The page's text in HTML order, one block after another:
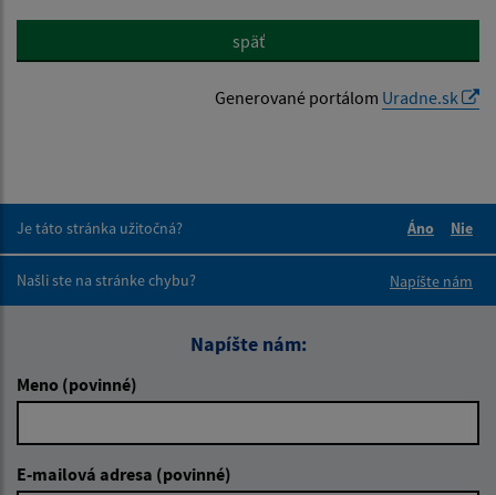
späť
Generované portálom Uradne.sk
Je táto stránka užitočná?
Áno
Nie
Našli ste na stránke chybu?
Napíšte nám
Napíšte nám:
Meno (povinné)
E-mailová adresa (povinné)